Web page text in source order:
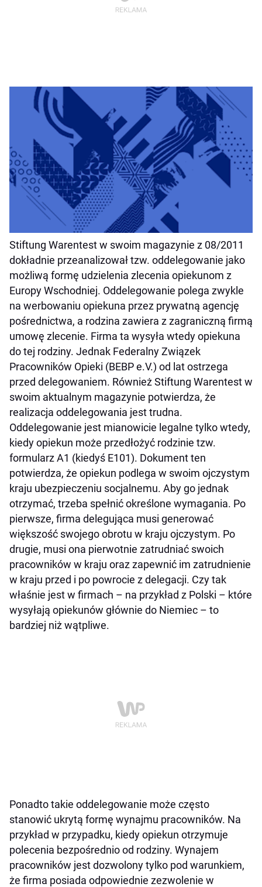
Stiftung Warentest w swoim magazynie z 08/2011
dokładnie przeanalizował tzw. oddelegowanie jako
możliwą formę udzielenia zlecenia opiekunom z
Europy Wschodniej. Oddelegowanie polega zwykle
na werbowaniu opiekuna przez prywatną agencję
pośrednictwa, a rodzina zawiera z zagraniczną firmą
umowę zlecenie. Firma ta wysyła wtedy opiekuna
do tej rodziny. Jednak Federalny Związek
Pracowników Opieki (BEBP e.V.) od lat ostrzega
przed delegowaniem. Również Stiftung Warentest w
swoim aktualnym magazynie potwierdza, że
realizacja oddelegowania jest trudna.
Oddelegowanie jest mianowicie legalne tylko wtedy,
kiedy opiekun może przedłożyć rodzinie tzw.
formularz A1 (kiedyś E101). Dokument ten
potwierdza, że opiekun podlega w swoim ojczystym
kraju ubezpieczeniu socjalnemu. Aby go jednak
otrzymać, trzeba spełnić określone wymagania. Po
pierwsze, firma delegująca musi generować
większość swojego obrotu w kraju ojczystym. Po
drugie, musi ona pierwotnie zatrudniać swoich
pracowników w kraju oraz zapewnić im zatrudnienie
w kraju przed i po powrocie z delegacji. Czy tak
właśnie jest w firmach – na przykład z Polski – które
wysyłają opiekunów głównie do Niemiec – to
bardziej niż wątpliwe.
Ponadto takie oddelegowanie może często
stanowić ukrytą formę wynajmu pracowników. Na
przykład w przypadku, kiedy opiekun otrzymuje
polecenia bezpośrednio od rodziny. Wynajem
pracowników jest dozwolony tylko pod warunkiem,
że firma posiada odpowiednie zezwolenie w